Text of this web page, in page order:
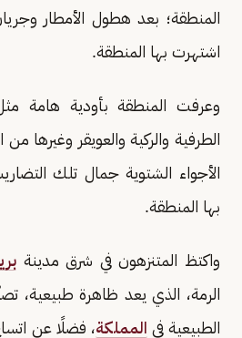
المنطقة؛ بعد هطول الأمطار
اشتهرت بها المنطقة.
وعرفت المنطقة بأودية هامة
الطرفية والركية والعويقر وغيرها
الأجواء الشتوية جمال تلك
بها المنطقة.
واكتظ المتنزهون في شرق مدينة
الرمة، الذي يعد ظاهرة طبيعية،
الطبيعية في المملكة، فضلًا عن